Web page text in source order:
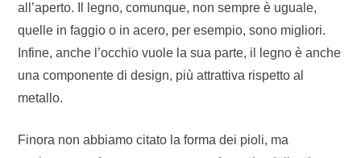
all’aperto. Il legno, comunque, non sempre è uguale,
quelle in faggio o in acero, per esempio, sono migliori.
Infine, anche l’occhio vuole la sua parte, il legno è anche
una componente di design, più attrattiva rispetto al
metallo.
Finora non abbiamo citato la forma dei pioli, ma